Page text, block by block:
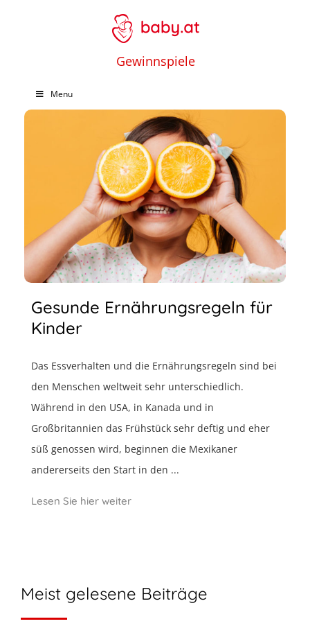
Gewinnspiele
Menu
Gesunde Ernährungsregeln für
Kinder
Das Essverhalten und die Ernährungsregeln sind bei
den Menschen weltweit sehr unterschiedlich.
Während in den USA, in Kanada und in
Großbritannien das Frühstück sehr deftig und eher
süß genossen wird, beginnen die Mexikaner
andererseits den Start in den ...
Lesen Sie hier weiter
Meist gelesene Beiträge